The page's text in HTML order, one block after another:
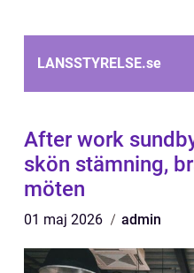
LANSSTYRELSE.se
After work
skön stämning,
möten
01 maj 2026 admin